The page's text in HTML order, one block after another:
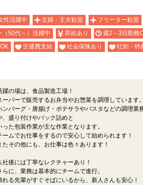
性活躍中 主婦・主夫歓迎
フリーター歓迎
（50代～）活躍中 昇給あり
週2～3日勤務
交通費支給 社会保険あり
社割・特
躍の場は、食品製造工場！
ーパーで販売するお弁当やお惣菜を調理しています
ンバーグ・唐揚げ・ポテサラやパスタなどの調理業
、盛り付けやパック詰めと
った包装作業が主な作業となります。
ームでお仕事をするので安心して始められます！
たその他にも、お仕事は色々あります！
社後には丁寧なレクチャーあり！
らに、業務は基本的にチームで進行。
れる先輩がすぐそばにいるから、新人さんも安心！